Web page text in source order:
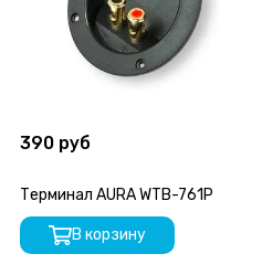
390 руб
Терминал AURA WTB-761P
В корзину